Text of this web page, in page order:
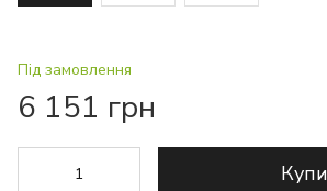
Під замовлення
6 151 грн